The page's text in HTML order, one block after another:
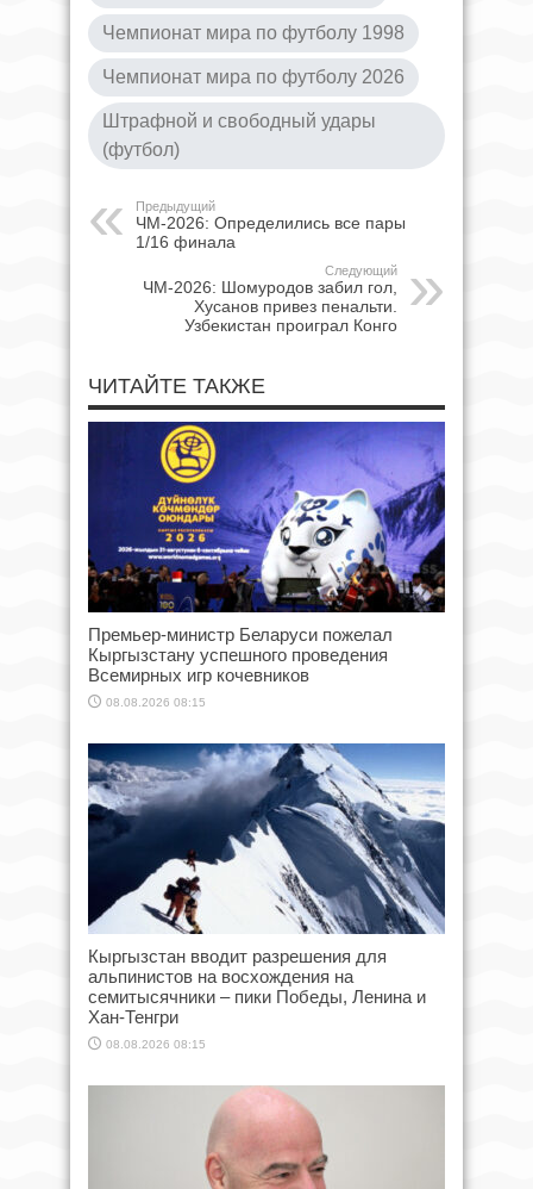
Чемпионат мира по футболу 1998
Чемпионат мира по футболу 2026
Штрафной и свободный удары
(футбол)
Предыдущий
ЧМ-2026: Определились все пары
1/16 финала
Следующий
ЧМ-2026: Шомуродов забил гол,
Хусанов привез пенальти.
Узбекистан проиграл Конго
ЧИТАЙТЕ ТАКЖЕ
Премьер-министр Беларуси пожелал
Кыргызстану успешного проведения
Всемирных игр кочевников
08.08.2026 08:15
Кыргызстан вводит разрешения для
альпинистов на восхождения на
семитысячники – пики Победы, Ленина и
Хан-Тенгри
08.08.2026 08:15